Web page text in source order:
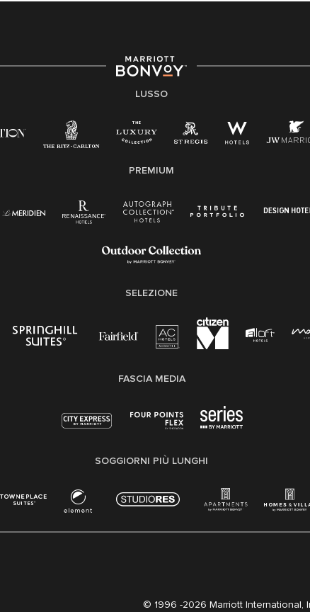
LUSSO
PREMIUM
SELEZIONE
FASCIA MEDIA
SOGGIORNI PIÙ LUNGHI
© 1996 -2026 Marriott International,